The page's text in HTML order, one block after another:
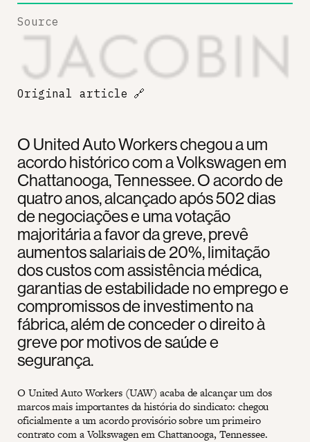
O United Auto Workers chegou a um
acordo histórico com a Volkswagen em
Chattanooga, Tennessee. O acordo de
quatro anos, alcançado após 502 dias
de negociações e uma votação
majoritária a favor da greve, prevê
aumentos salariais de 20%, limitação
dos custos com assistência médica,
garantias de estabilidade no emprego e
compromissos de investimento na
fábrica, além de conceder o direito à
greve por motivos de saúde e
segurança.
O United Auto Workers (UAW) acaba de alcançar um dos
marcos mais importantes da história do sindicato: chegou
oficialmente a um acordo provisório sobre um primeiro
contrato com a Volkswagen em Chattanooga, Tennessee.
Source
Original article 🔗